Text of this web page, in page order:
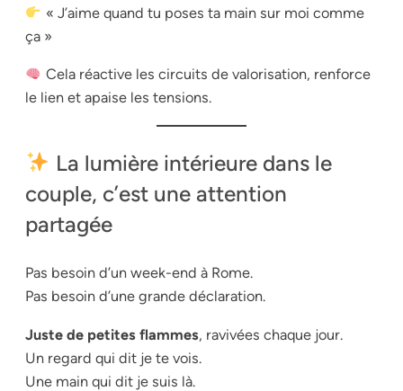
« J’aime quand tu poses ta main sur moi comme
ça »
Cela réactive les circuits de valorisation, renforce
le lien et apaise les tensions.
La lumière intérieure dans le
couple, c’est une attention
partagée
Pas besoin d’un week-end à Rome.
Pas besoin d’une grande déclaration.
Juste de petites flammes, ravivées chaque jour.
Un regard qui dit je te vois.
Une main qui dit je suis là.